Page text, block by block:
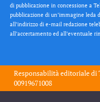
di pubblicazione in concessione a
pubblicazione di un’immagine
all’indirizzo di e-mail redazione
all’accertamento ed all’eventuale
Responsabilità editoriale di
00919671008